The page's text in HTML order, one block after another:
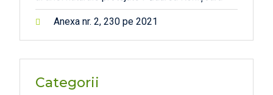
Anexa nr. 2, 230 pe 2021
Categorii